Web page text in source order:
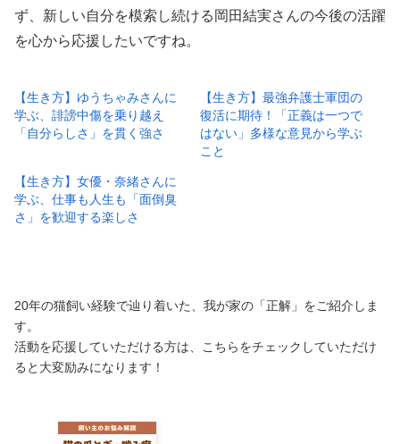
ず、新しい自分を模索し続ける岡田結実さんの今後の活躍
を心から応援したいですね。
【生き方】ゆうちゃみさんに
学ぶ、誹謗中傷を乗り越え
「自分らしさ」を貫く強さ
【生き方】最強弁護士軍団の
復活に期待！「正義は一つで
はない」多様な意見から学ぶ
こと
【生き方】女優・奈緒さんに
学ぶ、仕事も人生も「面倒臭
さ」を歓迎する楽しさ
20年の猫飼い経験で辿り着いた、我が家の「正解」をご紹介しま
す。
活動を応援していただける方は、こちらをチェックしていただけ
ると大変励みになります！